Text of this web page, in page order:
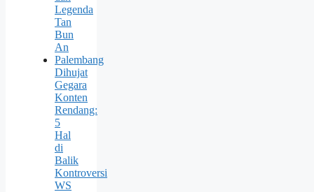
Legenda
Tan
Bun
An
Palembang
Dihujat
Gegara
Konten
Rendang:
5
Hal
di
Balik
Kontroversi
WS